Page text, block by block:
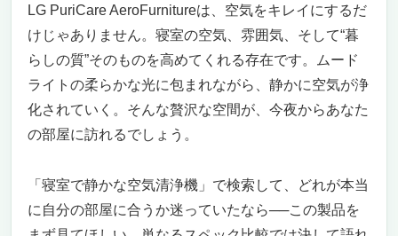
LG PuriCare AeroFurnitureは、空気をキレイにするだ
けじゃありません。寝室の空気、雰囲気、そして“暮
らしの質”そのものを高めてくれる存在です。ムード
ライトの柔らかな光に包まれながら、静かに空気が浄
化されていく。そんな贅沢な空間が、今夜からあなた
の部屋に訪れるでしょう。
「寝室で静かな空気清浄機」で検索して、どれが本当
に自分の部屋に合うか迷っていたなら──この製品を